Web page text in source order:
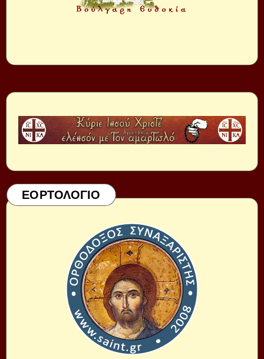
ΕΟΡΤΟΛΟΓΙΟ